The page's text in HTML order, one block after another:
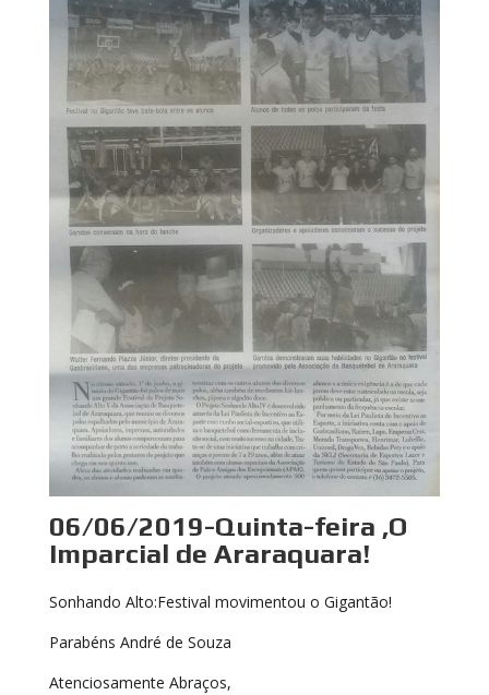
06/06/2019-Quinta-feira ,O
Imparcial de Araraquara!
Sonhando Alto:Festival movimentou o Gigantão!
Parabéns André de Souza
Atenciosamente Abraços,